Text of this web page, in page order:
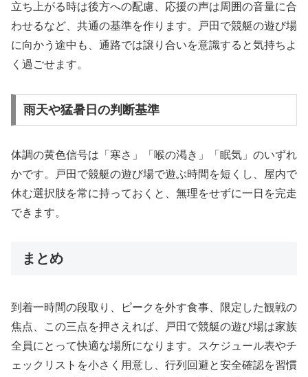
立ち上がる時は後方への配慮、応援の声は周囲の音量に合
わせるなど、共通の基準を作ります。戸田で競艇の遊び場
に向かう途中も、通路では譲り合いを意識すると気持ちよ
く過ごせます。
雨天や猛暑日の判断基準
体調の黄色信号は「寒さ」「喉の渇き」「眠気」のいずれ
かです。戸田で競艇の遊び場で遊ぶ時間を短くし、屋内で
休む選択肢を常に持っておくと、無理をせずに一日を完走
できます。
まとめ
到着一時間の段取り、ピークを外す食事、限定した観戦の
焦点、この三点を押さえれば、戸田で競艇の遊び場は家族
全員にとって快適な場所になります。スケジュール表やチ
ェックリストを小さく用意し、行列回避と安全確認を習慣